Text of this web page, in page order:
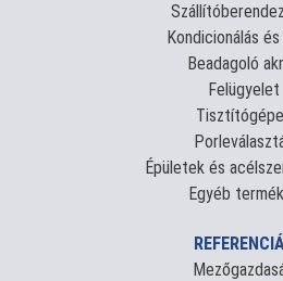
Kondicionálás
Beadagoló
Felügyelet
Épületek és
Egyéb